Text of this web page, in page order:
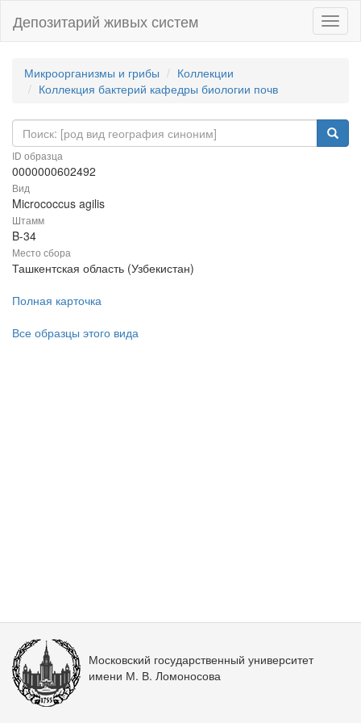
Депозитарий живых систем
Микроорганизмы и грибы
Коллекции
Коллекция бактерий кафедры биологии почв
ID образца
0000000602492
Вид
Micrococcus agilis
Штамм
B-34
Место сбора
Ташкентская область (Узбекистан)
Полная карточка
Все образцы этого вида
Московский государственный университет
имени М. В. Ломоносова